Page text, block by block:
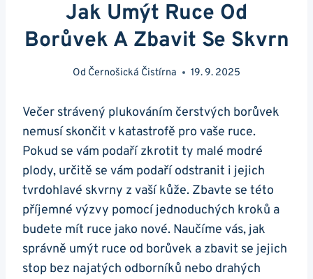
Jak Umýt Ruce Od
Borůvek A Zbavit Se Skvrn
Od Černošická Čistírna 19. 9. 2025
Večer strávený plukováním čerstvých borůvek
nemusí skončit v katastrofě pro vaše ruce.
Pokud se vám podaří zkrotit ty malé modré
plody, určitě se vám podaří odstranit i jejich
tvrdohlavé skvrny z vaší kůže. Zbavte se této
příjemné výzvy pomocí jednoduchých kroků a
budete mít ruce jako nové. Naučíme vás, jak
správně umýt ruce od borůvek a zbavit se jejich
stop bez najatých odborníků nebo drahých